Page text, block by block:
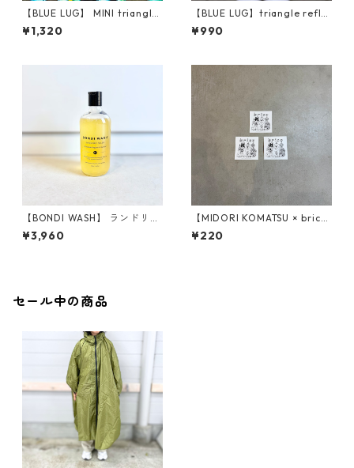
【BLUE LUG】 MINI triangle
reflector (earth dye)
¥1,320
【BLUE LUG】triangle refle
ctor MINI
¥990
【BONDI WASH】 ランドリー
ウォッシュ
¥3,960
【MIDORI KOMATSU × brico
】オリジナルシール「Happy
Dog World 」
¥220
セール中の商品